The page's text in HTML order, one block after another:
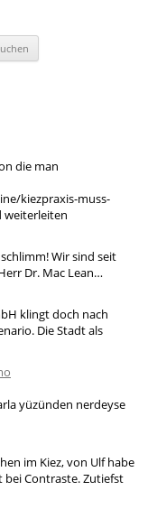
die man
kiezpraxis-muss-
weiterleiten
Wir sind seit
Dr. Mac Lean…
klingt doch nach
Die Stadt als
yüzünden nerdeyse
im Kiez, von Ulf habe
bei Contraste. Zutiefst